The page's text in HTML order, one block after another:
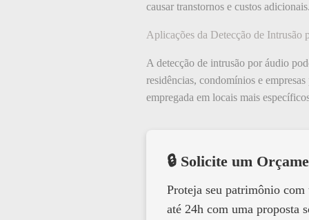
causar transtornos e custos
Aplicações da Detecção de Intrusão
A detecção de intrusão por áudio
residências, condomínios e
empregada em locais mais
🔒 Solicite um
Proteja seu patrimônio com
até 24h com uma proposta